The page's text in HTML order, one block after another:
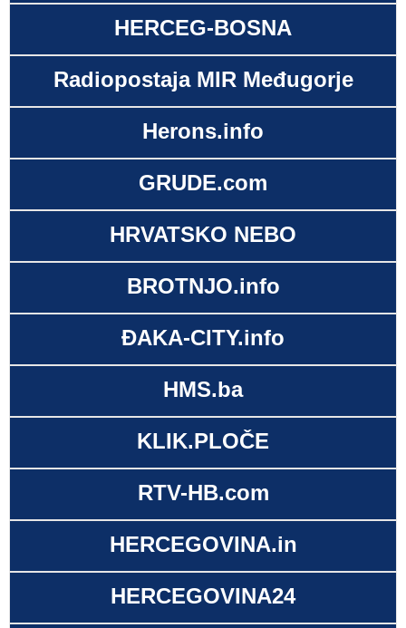
HERCEG-BOSNA
Radiopostaja MIR Međugorje
Herons.info
GRUDE.com
HRVATSKO NEBO
BROTNJO.info
ĐAKA-CITY.info
HMS.ba
KLIK.PLOČE
RTV-HB.com
HERCEGOVINA.in
HERCEGOVINA24